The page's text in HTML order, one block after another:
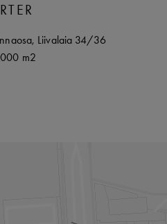
Liivalaia 34/36
m2